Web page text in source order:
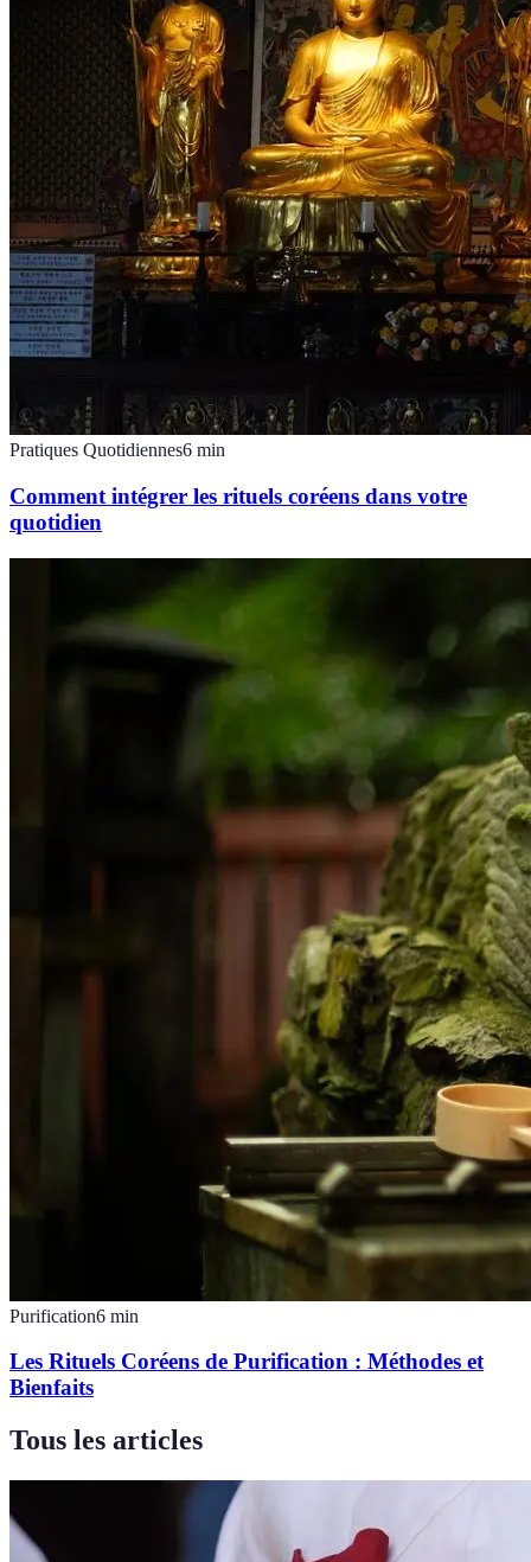
Pratiques Quotidiennes6 min
Comment intégrer les rituels coréens dans votre
quotidien
Purification6 min
Les Rituels Coréens de Purification : Méthodes et
Bienfaits
Tous les articles